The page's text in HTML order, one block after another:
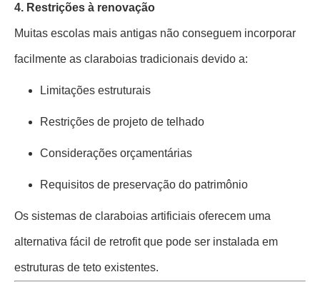
4. Restrições à renovação
Muitas escolas mais antigas não conseguem incorporar
facilmente as claraboias tradicionais devido a:
Limitações estruturais
Restrições de projeto de telhado
Considerações orçamentárias
Requisitos de preservação do patrimônio
Os sistemas de claraboias artificiais oferecem uma
alternativa fácil de retrofit que pode ser instalada em
estruturas de teto existentes.